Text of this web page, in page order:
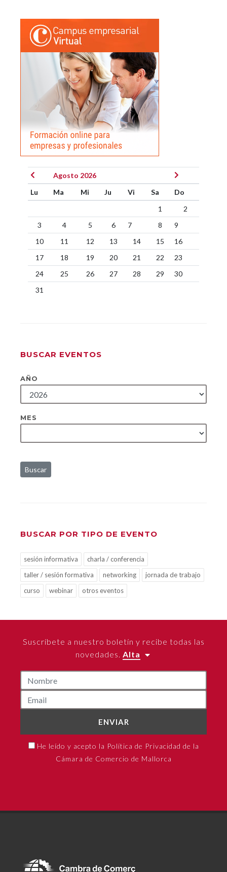
Agosto 2026
Lu
Ma Mi Ju Vi Sa
Do
1
2
3
4 5 6 7 8
9
10
11 12 13 14 15
16
17
18 19 20 21 22
23
24
25 26 27 28 29
30
31
BUSCAR EVENTOS
AÑO
MES
Buscar
BUSCAR POR TIPO DE EVENTO
sesión informativa
charla / conferencia
taller / sesión formativa
networking
jornada de trabajo
curso
webinar otros eventos
Suscríbete a nuestro boletín y recibe todas las
novedades. Alta
ENVIAR
He leído y acepto la Política de Privacidad de la
Cámara de Comercio de Mallorca